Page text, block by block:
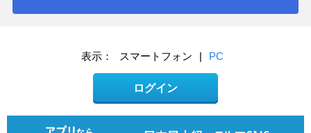
表示： スマートフォン | PC
ログイン